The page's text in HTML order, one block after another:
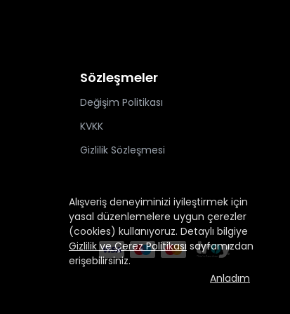
Alışveriş deneyiminizi iyileştirmek için
yasal düzenlemelere uygun çerezler
(cookies) kullanıyoruz. Detaylı bilgiye
Gizlilik ve Çerez Politikası sayfamızdan
erişebilirsiniz.
Anladım
Sözleşmeler
Değişim Politikası
KVKK
Gizlilik Sözleşmesi